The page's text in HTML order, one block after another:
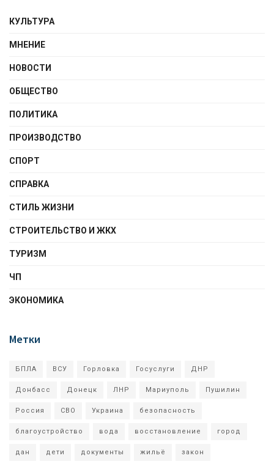
КУЛЬТУРА
МНЕНИЕ
НОВОСТИ
ОБЩЕСТВО
ПОЛИТИКА
ПРОИЗВОДСТВО
СПОРТ
СПРАВКА
СТИЛЬ ЖИЗНИ
СТРОИТЕЛЬСТВО И ЖКХ
ТУРИЗМ
ЧП
ЭКОНОМИКА
Метки
БПЛА ВСУ Горловка Госуслуги ДНР
Донбасс Донецк ЛНР Мариуполь Пушилин
Россия СВО Украина безопасность
благоустройство вода восстановление город
дан дети документы жильё закон